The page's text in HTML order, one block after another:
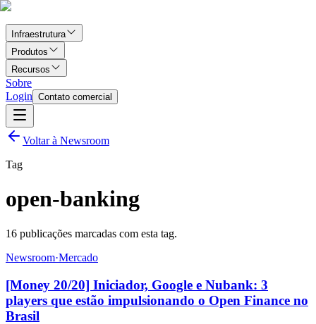
Infraestrutura
Produtos
Recursos
Sobre
Login Contato comercial
Voltar à Newsroom
Tag
open-banking
16 publicações marcadas com esta tag.
Newsroom·Mercado
[Money 20/20] Iniciador, Google e Nubank: 3
players que estão impulsionando o Open Finance no
Brasil